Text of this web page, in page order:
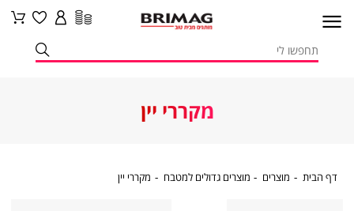
מקררי יין
דף הבית דף מוצרים מוצרים
מוצרים גדולים למטבח מוצרים
גדולים
מקררי יין